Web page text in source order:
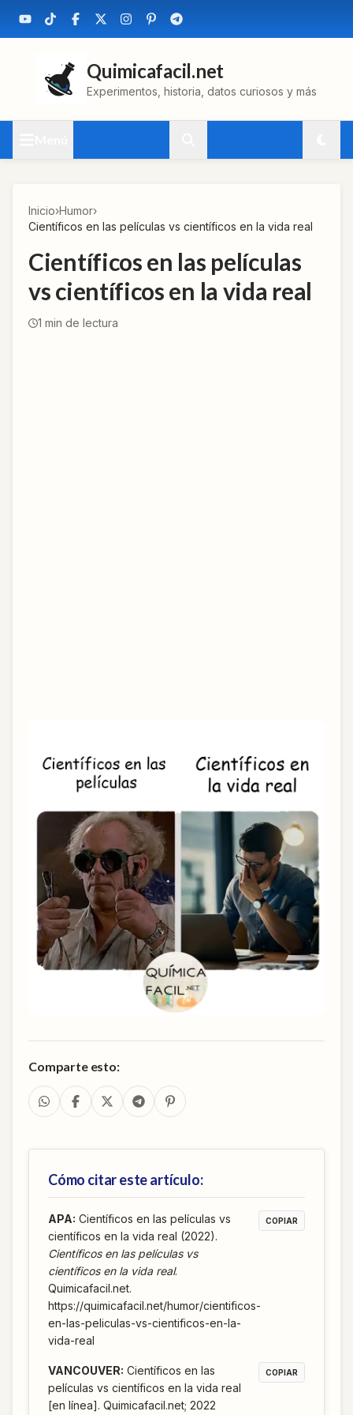
Quimicafacil.net
Experimentos, historia, datos curiosos y más
Inicio›Humor›
Científicos en las películas vs científicos en la vida real
Científicos en las películas
vs científicos en la vida real
1 min de lectura
Comparte esto:
Cómo citar este artículo:
APA: Científicos en las películas vs
científicos en la vida real (2022).
Científicos en las películas vs
científicos en la vida real.
Quimicafacil.net.
https://quimicafacil.net/humor/cientificos-
en-las-peliculas-vs-cientificos-en-la-
vida-real
COPIAR
VANCOUVER: Científicos en las
películas vs científicos en la vida real
[en línea]. Quimicafacil.net; 2022
COPIAR